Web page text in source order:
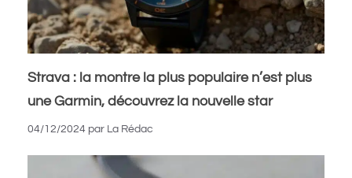
Strava : la montre la plus populaire n’est plus
une Garmin, découvrez la nouvelle star
04/12/2024 par La Rédac